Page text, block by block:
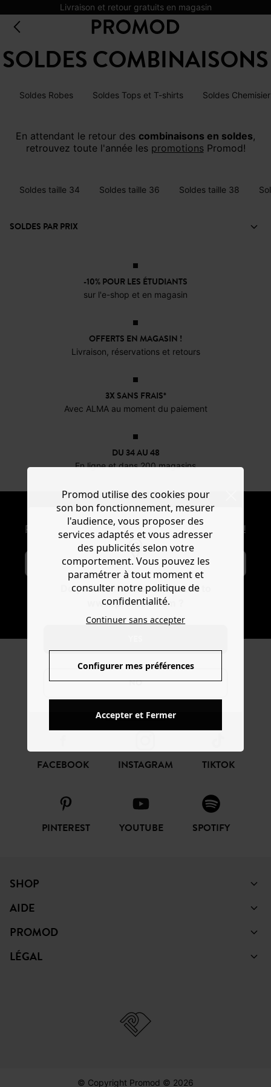
Livraison et retour gratuits en magasin
Do you want to be redirected to
www.promod.com ?
NO
SOLDES COMBINAISONS
Soldes Robes Soldes Tops et T-shirts Soldes
En attendant le retour des combinaisons en soldes,
retrouvez toute l'année les promotions Promod!
Soldes taille 34 Soldes taille 36 Soldes taille 38
SOLDES PAR PRIX
-10% POUR LES ÉTUDIANTS
sur l'e-shop et en magasin
OFFERTS EN MAGASIN !
Livraison, réservations et retours
3X SANS FRAIS*
Avec ALMA au moment du paiement
DU 34 AU 48
En ligne et dans 200 magasins
NEWSLETTER
Recevoir les actus mode et offres Promod !
REJOIGNEZ LA
FACEBOOK INSTAGRAM TIKTOK
PINTEREST YOUTUBE SPOTIFY
SHOP
AIDE
PROMOD
LÉGAL
© Copyright Promod © 2026
Promod utilise des cookies pour
son bon fonctionnement, mesurer
l'audience, vous proposer des
services adaptés et vous adresser
des publicités selon votre
comportement. Vous pouvez les
paramétrer à tout moment et
consulter notre politique de
confidentialité.
Continuer sans accepter
Configurer mes préférences
Accepter et Fermer